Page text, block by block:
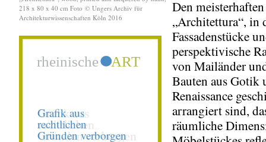
218 x 80 x 40 cm Foto © Ungers Archiv für
Architekturwissenschaften Köln 2016
Den
„Architettura“, in
Fassadenstücke
perspektivische
von Mailänder
Bauten aus Gotik
Renaissance
arrangiert sind,
räumliche